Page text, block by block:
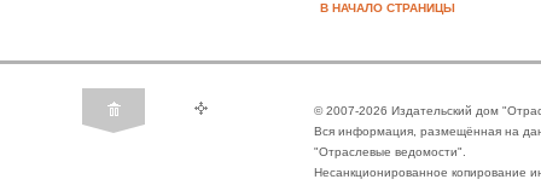
В НАЧАЛО СТРАНИЦЫ
© 2007-2026 Издательский дом
Вся информация, размещённая на
"Отраслевые ведомости".
Несанкционированное копирование